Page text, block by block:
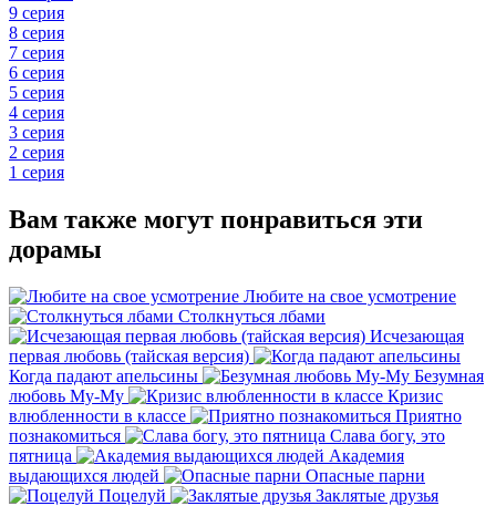
9 серия
8 серия
7 серия
6 серия
5 серия
4 серия
3 серия
2 серия
1 серия
Вам также могут понравиться эти
дорамы
Любите на свое усмотрение
Столкнуться лбами
Исчезающая
первая любовь (тайская версия)
Когда падают апельсины
Безумная
любовь Му-Му
Кризис
влюбленности в классе
Приятно
познакомиться
Слава богу, это
пятница
Академия
выдающихся людей
Опасные парни
Поцелуй
Заклятые друзья